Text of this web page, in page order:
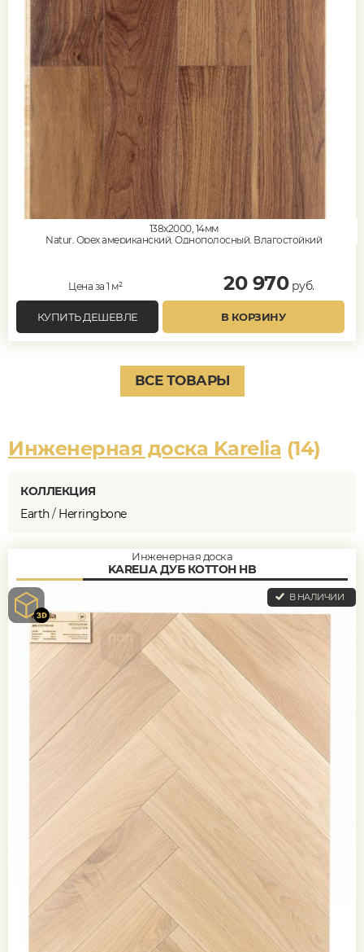
138x2000, 14мм
Natur, Орех американский, Однополосный, Влагостойкий
Цена за 1 м² 20 970руб.
КУПИТЬ ДЕШЕВЛЕ В КОРЗИНУ
ВСЕ ТОВАРЫ
Инженерная доска Karelia (14)
КОЛЛЕКЦИЯ
Earth/ Herringbone
Инженерная доска
KARELIA ДУБ КОТТОН HB
В НАЛИЧИИ